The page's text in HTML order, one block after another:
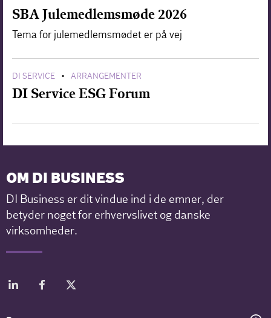
SBA Julemedlemsmøde 2026
Tema for julemedlemsmødet er på vej
DI SERVICE • ARRANGEMENTER
DI Service ESG Forum
OM DI BUSINESS
DI Business er dit vindue ind i de emner, der
betyder noget for erhvervslivet og danske
virksomheder.